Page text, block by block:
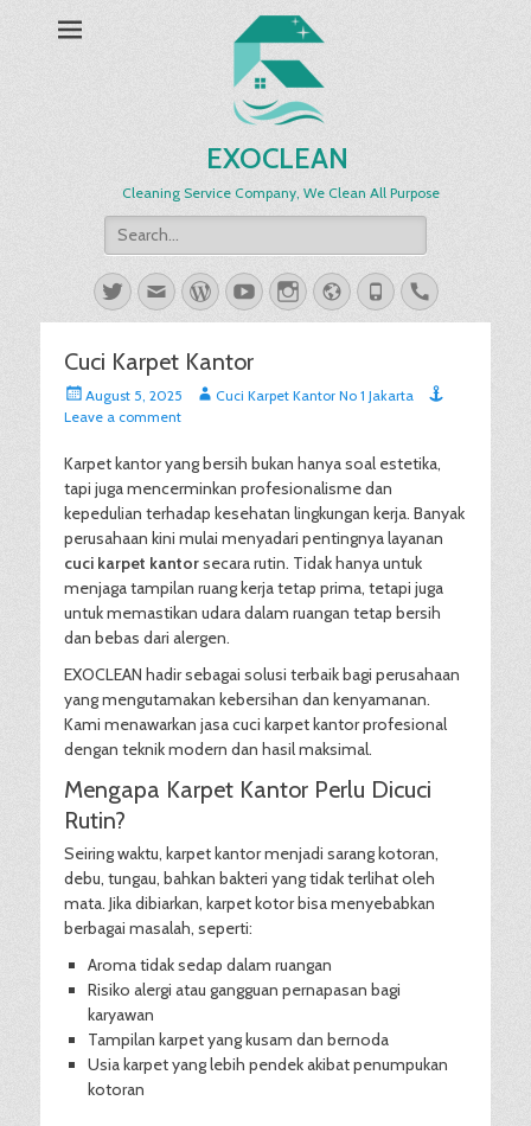
EXOCLEAN
Cleaning Service Company, We Clean All Purpose
Search
for:
TwitterEmailWordPress
YouTubeInstagram
Website
PhoneHandset
Cuci Karpet Kantor
Posted
on
August 5, 2025 AuthorCuci Karpet Kantor No 1 Jakarta
Leave a comment
Karpet kantor yang bersih bukan hanya soal estetika,
tapi juga mencerminkan profesionalisme dan
kepedulian terhadap kesehatan lingkungan kerja. Banyak
perusahaan kini mulai menyadari pentingnya layanan
cuci karpet kantorsecara rutin. Tidak hanya untuk
menjaga tampilan ruang kerja tetap prima, tetapi juga
untuk memastikan udara dalam ruangan tetap bersih
dan bebas dari alergen.
EXOCLEAN hadir sebagai solusi terbaik bagi perusahaan
yang mengutamakan kebersihan dan kenyamanan.
Kami menawarkan jasa cuci karpet kantor profesional
dengan teknik modern dan hasil maksimal.
Mengapa Karpet Kantor Perlu Dicuci
Rutin?
Seiring waktu, karpet kantor menjadi sarang kotoran,
debu, tungau, bahkan bakteri yang tidak terlihat oleh
mata. Jika dibiarkan, karpet kotor bisa menyebabkan
berbagai masalah, seperti:
Aroma tidak sedap dalam ruangan
Risiko alergi atau gangguan pernapasan bagi
karyawan
Tampilan karpet yang kusam dan bernoda
Usia karpet yang lebih pendek akibat penumpukan
kotoran